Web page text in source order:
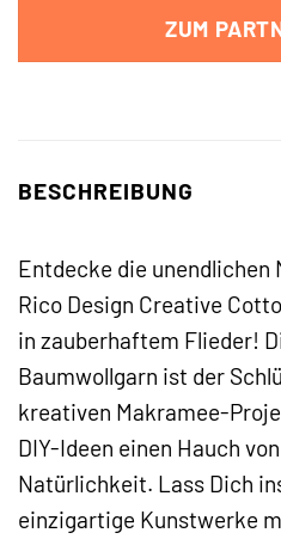
ZUM
BESCHREIBUNG
Entdecke die
Rico Design Creative
in zauberhaftem Flieder!
Baumwollgarn ist der
kreativen Makramee-
DIY-Ideen einen Hauch
Natürlichkeit. Lass Dich
einzigartige Kunstwerke